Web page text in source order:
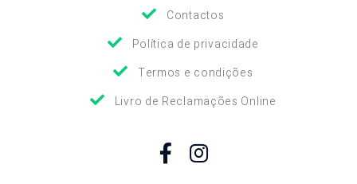
Contactos
Política de privacidade
Termos e condições
Livro de Reclamações Online